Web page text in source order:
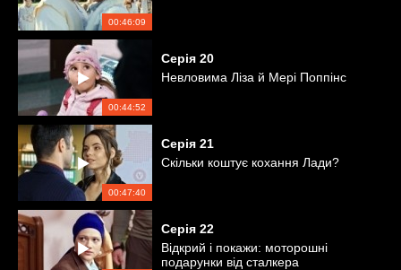
00:46:09
00:44:52
Серія 20
Невловима Ліза й Мері Поппінс
00:47:40
Серія 21
Скільки коштує кохання Лади?
Серія 22
Відкрий і покажи: моторошні
подарунки від сталкера